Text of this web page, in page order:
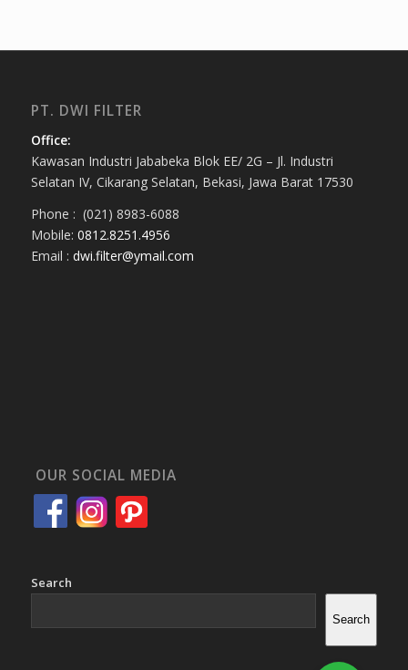
PT. DWI FILTER
Office:
Kawasan Industri Jababeka Blok EE/ 2G – Jl. Industri
Selatan IV, Cikarang Selatan, Bekasi, Jawa Barat 17530
Phone : (021) 8983-6088
Mobile: 0812.8251.4956
Email : dwi.filter@ymail.com
OUR SOCIAL MEDIA
Search
Search